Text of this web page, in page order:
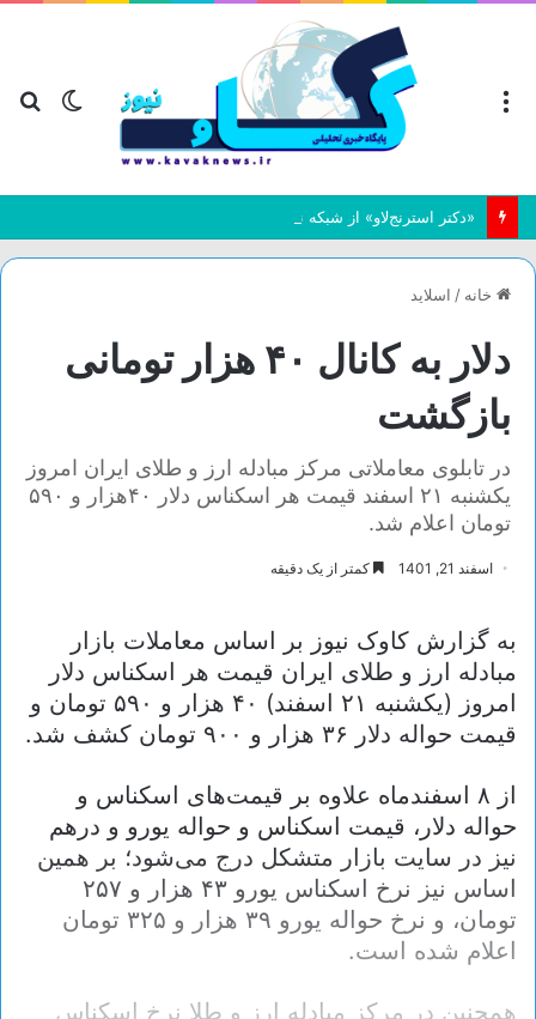
تغییر
«دکتر استرنج‌لاو» از شبکه نمایش
خانه / اسلاید
دلار به کانال ۴۰ هزار تومانی
بازگشت
در تابلوی معاملاتی مرکز مبادله ارز و طلای ایران امروز
یکشنبه ۲۱ اسفند قیمت هر اسکناس دلار ۴۰هزار و ۵۹۰
تومان اعلام شد.
اسفند 21, 1401 کمتر از یک دقیقه
به گزارش کاوک نیوز بر اساس معاملات بازار
مبادله ارز و طلای ایران قیمت هر اسکناس دلار
امروز (یکشنبه ۲۱ اسفند) ۴۰ هزار و ۵۹۰ تومان و
قیمت حواله دلار ۳۶ هزار و ۹۰۰ تومان کشف شد.
از ۸ اسفندماه علاوه بر قیمت‌های اسکناس و
حواله دلار، قیمت اسکناس و حواله یورو و درهم
نیز در سایت بازار متشکل درج می‌شود؛ بر همین
اساس نیز نرخ اسکناس یورو ۴۳ هزار و ۲۵۷
تومان، و نرخ حواله یورو ۳۹ هزار و ۳۲۵ تومان
اعلام شده است.
همچنین در مرکز مبادله ارز و طلا نرخ اسکناس